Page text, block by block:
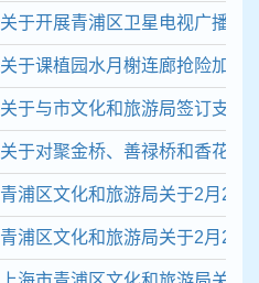
关于开展青浦区卫星电视广播地
关于课植园水月榭连廊抢险加固
关于与市文化和旅游局签订支持
关于对聚金桥、善禄桥和香花桥
青浦区文化和旅游局关于2月24
青浦区文化和旅游局关于2月24